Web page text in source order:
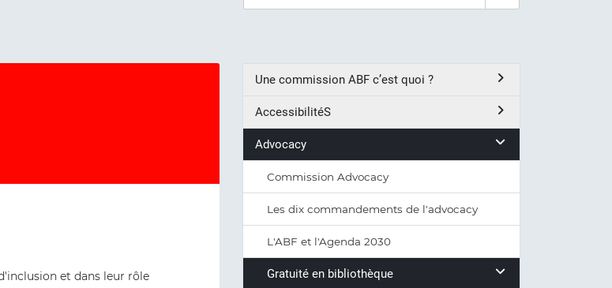
et dans leur rôle
Une commission ABF c’est quoi ?
AccessibilitéS
Advocacy
Commission Advocacy
Les dix commandements de l'advocacy
L'ABF et l'Agenda 2030
Gratuité en bibliothèque